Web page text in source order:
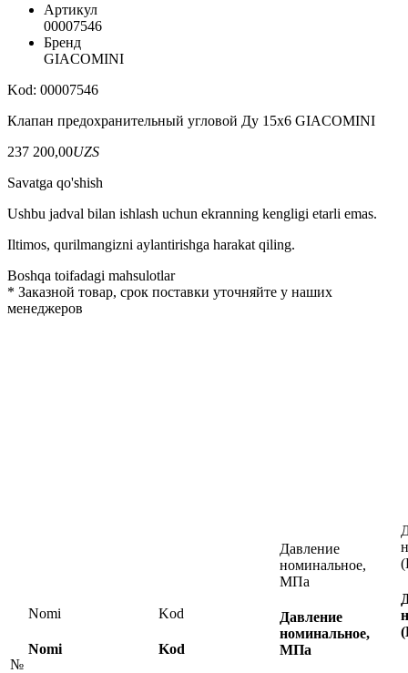
Артикул
00007546
Бренд
GIACOMINI
Kod: 00007546
Клапан предохранительный угловой Ду 15х6 GIACOMINI
237 200,00UZS
Savatga qo'shish
Ushbu jadval bilan ishlash uchun ekranning kengligi etarli emas.
Iltimos, qurilmangizni aylantirishga harakat qiling.
Boshqa toifadagi mahsulotlar
* Заказной товар, срок поставки уточняйте у наших
менеджеров
№
Nomi
Nomi
Kod
Kod
Давление
номинальное,
МПа
Давление
номинальное,
МПа